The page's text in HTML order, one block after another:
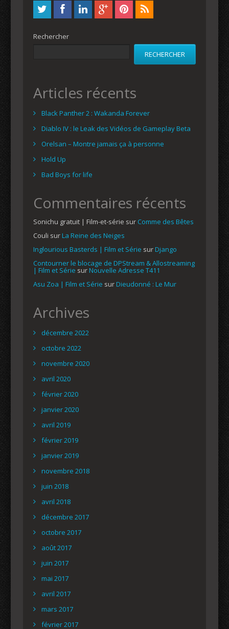
Rechercher
RECHERCHER
Articles récents
Black Panther 2 : Wakanda Forever
Diablo IV : le Leak des Vidéos de Gameplay Beta
Orelsan – Montre jamais ça à personne
Hold Up
Bad Boys for life
Commentaires récents
Sonichu gratuit | Film-et-série sur Comme des Bêtes
Couli surLa Reine des Neiges
Inglourious Basterds | Film et Série surDjango
Contourner le blocage de DPStream & Allostreaming
| Film et Série surNouvelle Adresse T411
Asu Zoa | Film et Série surDieudonné : Le Mur
Archives
décembre 2022
octobre 2022
novembre 2020
avril 2020
février 2020
janvier 2020
avril 2019
février 2019
janvier 2019
novembre 2018
juin 2018
avril 2018
décembre 2017
octobre 2017
août 2017
juin 2017
mai 2017
avril 2017
mars 2017
février 2017